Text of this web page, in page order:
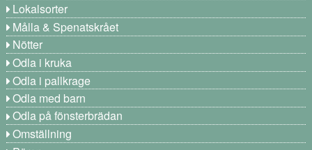
Lokalsorter
Målla & Spenatskrået
Nötter
Odla i kruka
Odla i pallkrage
Odla med barn
Odla på fönsterbrädan
Omställning